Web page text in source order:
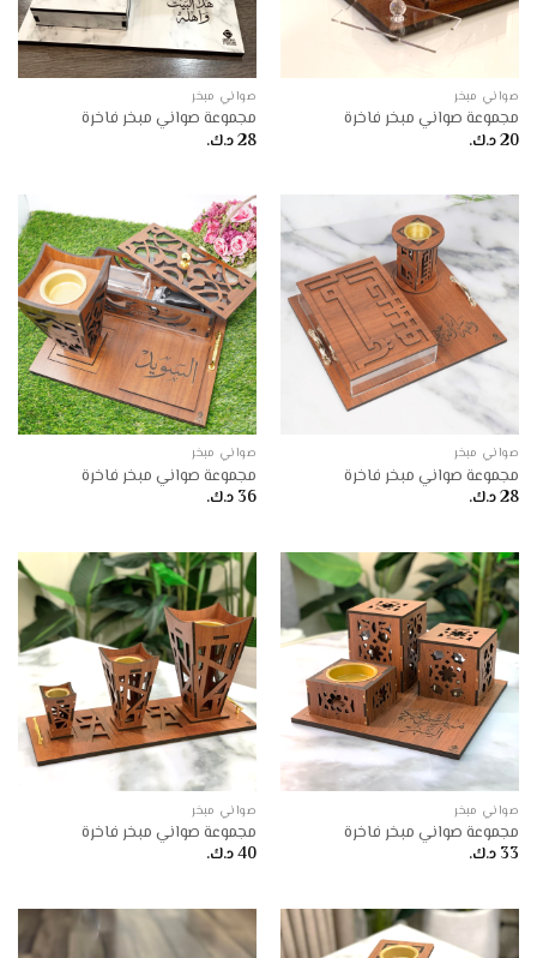
صواني مبخر
مجموعة صواني مبخر فاخرة
20د.ك.
صواني مبخر
مجموعة صواني مبخر فاخرة
28د.ك.
صواني مبخر
مجموعة صواني مبخر فاخرة
28د.ك.
صواني مبخر
مجموعة صواني مبخر فاخرة
36د.ك.
صواني مبخر
مجموعة صواني مبخر فاخرة
33د.ك.
صواني مبخر
مجموعة صواني مبخر فاخرة
40د.ك.